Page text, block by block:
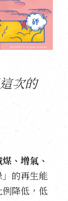
次的
、增氣、
的再生能
降低，低